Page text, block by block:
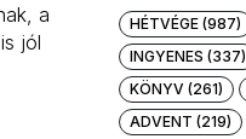
a
jól
HÉTVÉGE (987)
INGYENES (337)
KÖNYV (261)
ADVENT (219)